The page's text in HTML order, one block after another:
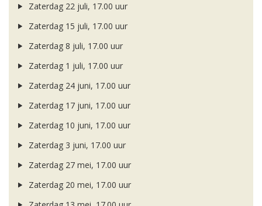
Zaterdag 22 juli, 17.00 uur
Zaterdag 15 juli, 17.00 uur
Zaterdag 8 juli, 17.00 uur
Zaterdag 1 juli, 17.00 uur
Zaterdag 24 juni, 17.00 uur
Zaterdag 17 juni, 17.00 uur
Zaterdag 10 juni, 17.00 uur
Zaterdag 3 juni, 17.00 uur
Zaterdag 27 mei, 17.00 uur
Zaterdag 20 mei, 17.00 uur